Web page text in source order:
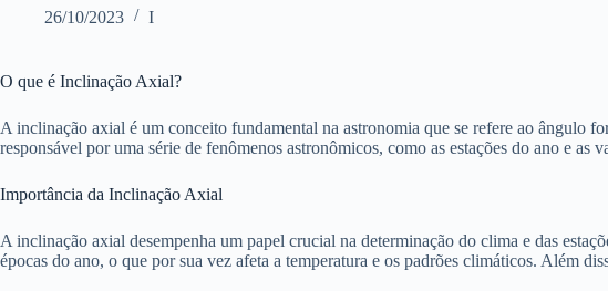
26/10/2023 I
O que é Inclinação Axial?
A inclinação axial é um conceito fundamental na astronomia que se refere ao ângulo
responsável por uma série de fenômenos astronômicos, como as estações do ano e as
Importância da Inclinação Axial
A inclinação axial desempenha um papel crucial na determinação do clima e das
épocas do ano, o que por sua vez afeta a temperatura e os padrões climáticos. Além